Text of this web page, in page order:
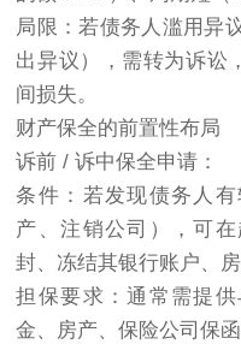
局限：若债务人滥用异
出异议），需转为诉讼
间损失。
财产保全的前置性布局
诉前 / 诉中保全申请：
条件：若发现债务人
产、注销公司），可
封、冻结其银行账户、
担保要求：通常需提
金、房产、保险公司保